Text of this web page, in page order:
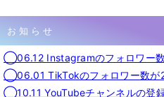
お知らせ
◯06.12 Instagramのフォロワー数
◯06.01 TikTokのフォロワー数が2
◯10.11 YouTubeチャンネルの登